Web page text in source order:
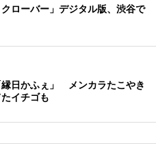
ローバー」デジタル版、渋谷で
日かふぇ」 メンカラたこやき
イチゴも